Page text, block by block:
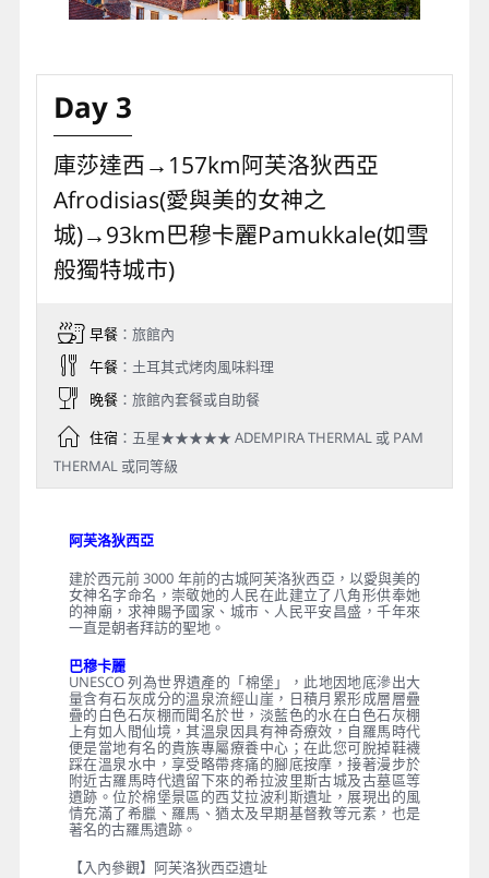
Day 3
庫莎達西→157km阿芙洛狄西亞
Afrodisias(愛與美的女神之
城)→93km巴穆卡麗Pamukkale(如雪
般獨特城市)
早餐：旅館內
午餐：土耳其式烤肉風味料理
晚餐：旅館內套餐或自助餐
住宿：五星★★★★★ ADEMPIRA THERMAL 或 PAM
THERMAL 或同等級
阿芙洛狄西亞
建於西元前 3000 年前的古城阿芙洛狄西亞，以愛與美的
女神名字命名，崇敬她的人民在此建立了八角形供奉她
的神廟，求神賜予國家、城市、人民平安昌盛，千年來
一直是朝者拜訪的聖地。
巴穆卡麗
UNESCO 列為世界遺產的「棉堡」，此地因地底滲出大
量含有石灰成分的溫泉流經山崖，日積月累形成層層疊
疊的白色石灰棚而聞名於世，淡藍色的水在白色石灰棚
上有如人間仙境，其溫泉因具有神奇療效，自羅馬時代
便是當地有名的貴族專屬療養中心；在此您可脫掉鞋襪
踩在溫泉水中，享受略帶疼痛的腳底按摩，接著漫步於
附近古羅馬時代遺留下來的希拉波里斯古城及古墓區等
遺跡。位於棉堡景區的西艾拉波利斯遺址，展現出的風
情充滿了希臘、羅馬、猶太及早期基督教等元素，也是
著名的古羅馬遺跡。
【入內參觀】阿芙洛狄西亞遺址